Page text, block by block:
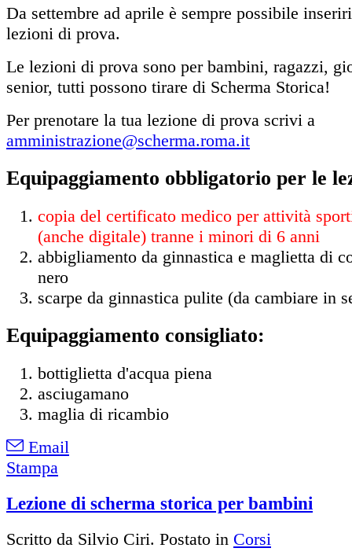
Da settembre ad aprile è sempre possibile
lezioni di prova.
Le lezioni di prova sono per bambini, ragazzi,
senior, tutti possono tirare di Scherma Storica!
Per prenotare la tua lezione di prova scrivi a
amministrazione@scherma.roma.it
Equipaggiamento obbligatorio per le
copia del certificato medico per attività
(anche digitale) tranne i minori di 6 anni
abbigliamento da ginnastica e maglietta di
nero
scarpe da ginnastica pulite (da cambiare in
Equipaggiamento consigliato:
bottiglietta d'acqua piena
asciugamano
maglia di ricambio
Email
Stampa
Lezione di scherma storica per bambini
Scritto da Silvio Ciri. Postato in Corsi